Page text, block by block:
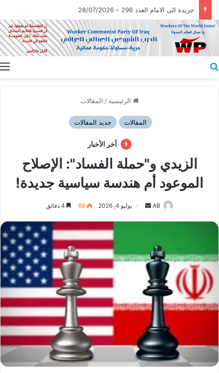
جريدة الى الامام العدد 296 – 28/07/2026
الرئيسية / المقالات
المقالات جديد المقالات
أخر الأخبار
الزيدي و"حملة الفساد": الإصلاح
الموعود أم هندسة سياسية جديدة!
AB
أرسل يوليو 4, 2026 68